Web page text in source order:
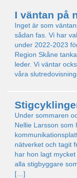
I väntan på
Inget är som
sådan fas. Vi har
under 2022-2023
Region Skåne
leder. Vi väntar
våra
Under sommaren
Nellie Larsson som
nätverket och tagit
har hon lagt
alla stigbyggare
[…]